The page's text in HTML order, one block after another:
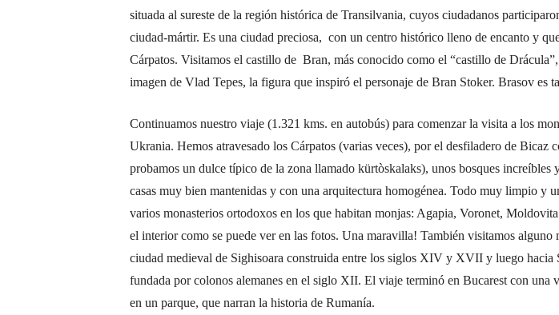
situada al sureste de la región histórica de Transilvania, cuyos ciudadanos
ciudad-mártir. Es una ciudad preciosa, con un centro histórico lleno de encanto y
Cárpatos. Visitamos el castillo de Bran, más conocido como el “castillo de
imagen de Vlad Tepes, la figura que inspiró el personaje de Bran Stoker. Brasov es
Continuamos nuestro viaje (1.321 kms. en autobús) para comenzar la visita a los
Ukrania. Hemos atravesado los Cárpatos (varias veces), por el desfiladero de
probamos un dulce típico de la zona llamado kürtòskalaks), unos bosques
casas muy bien mantenidas y con una arquitectura homogénea. Todo muy limpio y
varios monasterios ortodoxos en los que habitan monjas: Agapia, Voronet,
el interior como se puede ver en las fotos. Una maravilla! También visitamos
ciudad medieval de Sighisoara construida entre los siglos XIV y XVII y luego
fundada por colonos alemanes en el siglo XII. El viaje terminó en Bucarest con
en un parque, que narran la historia de Rumanía.